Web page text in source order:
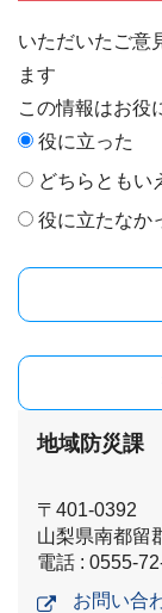
いただいたご意
ます
この情報はお役
役に立った
どちらともい
役に立たなか
地域防災課
〒401-0392
山梨県南都留
電話 : 0555-
お問い合